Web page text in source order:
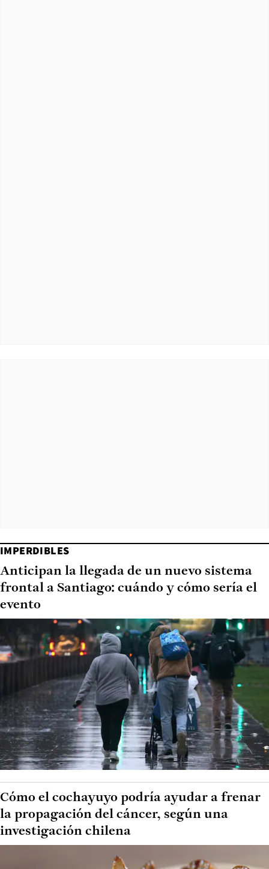
IMPERDIBLES
Anticipan la llegada de un nuevo sistema
frontal a Santiago: cuándo y cómo sería el
evento
Cómo el cochayuyo podría ayudar a frenar
la propagación del cáncer, según una
investigación chilena